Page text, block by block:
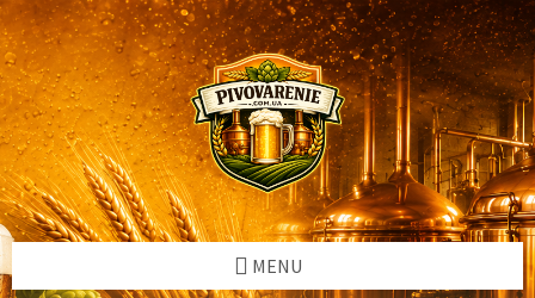
Skip
to
content
Skip
to
left
sidebar
Skip
to
right
sidebar
Skip
to
footer
MENU